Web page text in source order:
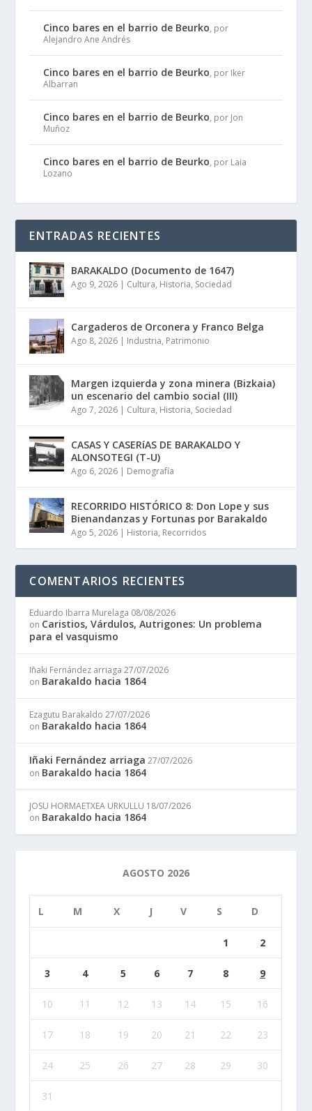
Cinco bares en el barrio de Beurko, por
Alejandro Ane Andrés
Cinco bares en el barrio de Beurko, por Iker
Albarran
Cinco bares en el barrio de Beurko, por Jon
Muñoz
Cinco bares en el barrio de Beurko, por Laia
Lozano
ENTRADAS RECIENTES
BARAKALDO (Documento de 1647)
Ago 9, 2026 | Cultura, Historia, Sociedad
Cargaderos de Orconera y Franco Belga
Ago 8, 2026 | Industria, Patrimonio
Margen izquierda y zona minera (Bizkaia)
un escenario del cambio social (III)
Ago 7, 2026 | Cultura, Historia, Sociedad
CASAS Y CASERíAS DE BARAKALDO Y
ALONSOTEGI (T-U)
Ago 6, 2026 | Demografía
RECORRIDO HISTÓRICO 8: Don Lope y sus
Bienandanzas y Fortunas por Barakaldo
Ago 5, 2026 | Historia, Recorridos
COMENTARIOS RECIENTES
Eduardo Ibarra Murelaga 08/08/2026
on Caristios, Várdulos, Autrigones: Un problema
para el vasquismo
Iñaki Fernández arriaga 27/07/2026
on Barakaldo hacia 1864
Ezagutu Barakaldo 27/07/2026
on Barakaldo hacia 1864
Iñaki Fernández arriaga 27/07/2026
on Barakaldo hacia 1864
JOSU HORMAETXEA URKULLU 18/07/2026
on Barakaldo hacia 1864
AGOSTO 2026
L M X J V S D
1 2
3 4 5 6 7 8 9
10 11 12 13 14 15 16
17 18 19 20 21 22 23
24 25 26 27 28 29 30
31